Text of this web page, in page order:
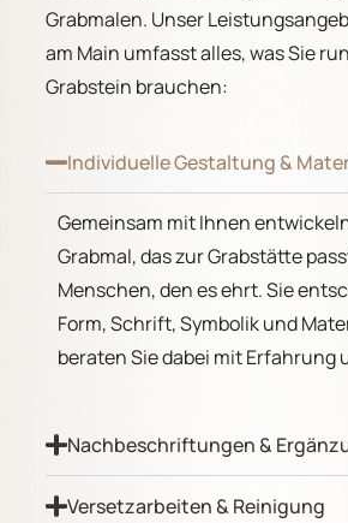
Grabmalen. Unser
am Main umfasst alles, was Sie
Grabstein brauchen:
Individuelle Gestaltung &
Gemeinsam mit Ihnen
Grabmal, das zur Grabstätte
Menschen, den es ehrt. Sie
Form, Schrift, Symbolik und
beraten Sie dabei mit Erfahrung
Nachbeschriftungen &
Versetzarbeiten & Reinigung